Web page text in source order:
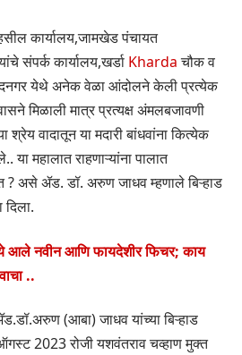
कार्यालय,जामखेड पंचायत
संपर्क कार्यालय,खर्डा Khardaचौक व
येथे अनेक वेळा आंदोलने केली प्रत्येक
मिळाली मात्र प्रत्यक्ष अंमलबजावणी
श्रेय वादातून या मदारी बांधवांना कित्येक
या महालात राहणाऱ्यांना पालात
? असे ॲड. डॉ. अरुण जाधव म्हणाले बिऱ्हाड
नवीन आणि फायदेशीर फिचर; काय
..
(आबा) जाधव यांच्या बिऱ्हाड
2023 रोजी यशवंतराव चव्हाण मुक्त